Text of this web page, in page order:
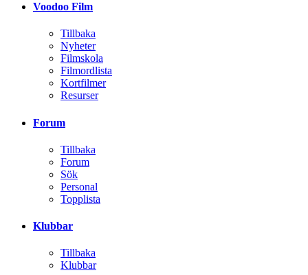
Voodoo Film
Tillbaka
Nyheter
Filmskola
Filmordlista
Kortfilmer
Resurser
Forum
Tillbaka
Forum
Sök
Personal
Topplista
Klubbar
Tillbaka
Klubbar